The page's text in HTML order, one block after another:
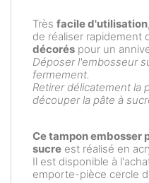
Très facile d'utilisation
de réaliser rapidement
décorés pour un
Déposer l'embosseur
fermement.
Retirer délicatement la
découper la pâte à
Ce tampon embosser
sucre est réalisé en
Il est disponible à
emporte-pièce cercle